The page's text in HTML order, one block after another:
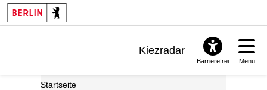
Kiezradar
Barrierefrei Menü
Startseite